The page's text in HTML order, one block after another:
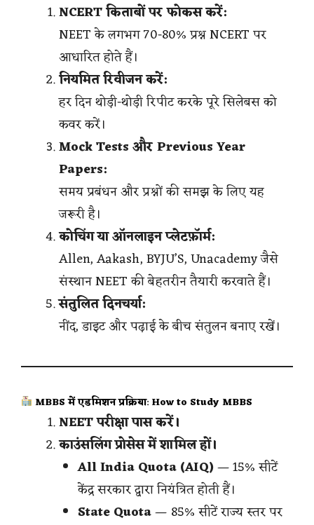
NCERT किताबों पर फोकस करें:
NEET के लगभग 70-80% प्रश्न NCERT पर
आधारित होते हैं।
नियमित रिवीजन करें:
हर दिन थोड़ी-थोड़ी रिपीट करके पूरे सिलेबस को
कवर करें।
Mock Tests और Previous Year
Papers:
समय प्रबंधन और प्रश्नों की समझ के लिए यह
जरूरी है।
कोचिंग या ऑनलाइन प्लेटफ़ॉर्म:
Allen, Aakash, BYJU’S, Unacademy जैसे
संस्थान NEET की बेहतरीन तैयारी करवाते हैं।
संतुलित दिनचर्या:
नींद, डाइट और पढ़ाई के बीच संतुलन बनाए रखें।
MBBS में एडमिशन प्रक्रिया:How to Study MBBS
NEET परीक्षा पास करें।
काउंसलिंग प्रोसेस में शामिल हों।
All India Quota (AIQ)— 15% सीटें
केंद्र सरकार द्वारा नियंत्रित होती हैं।
State Quota— 85% सीटें राज्य स्तर पर